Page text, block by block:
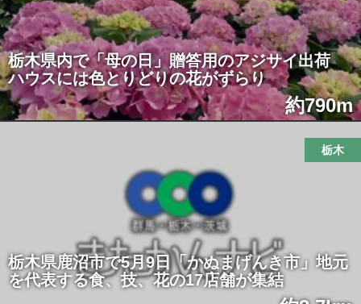
栃木県内で「母の日」贈答用のアジサイ出荷
ハウスには色とりどりの花がずらり
約790m
栃木
栃木県鹿沼市で5月9日「かぬまげんき市」地元
を代表する食、技、花の17店舗が集結